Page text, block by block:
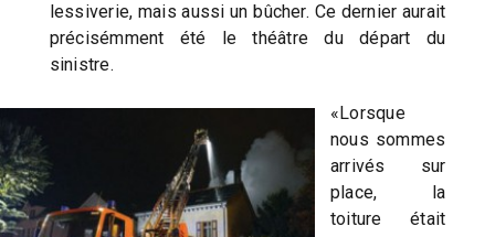
lessiverie, mais aussi un bûcher. Ce dernier aurait
précisémment été le théâtre du départ du
sinistre.
«Lorsque
nous sommes
arrivés sur
place, la
toiture était